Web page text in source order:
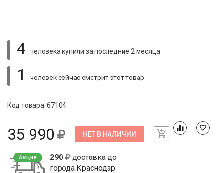
4 человека купили за последние 2 месяца
1 человек сейчас смотритэтот товар
Код товара: 67104
35 990 НЕТ В НАЛИЧИИ
Акция 290
доставка до
города Краснодар